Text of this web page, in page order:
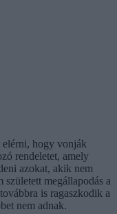
elérni, hogy vonják
rendeletet, amely
azokat, akik nem
megállapodás a
is ragaszkodik a
nem adnak.